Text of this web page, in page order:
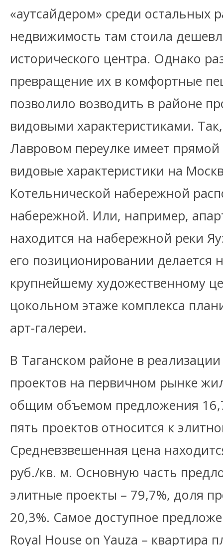
«аутсайдером» среди остальных
недвижимость там стоила
исторического центра. Однако
превращение их в комфортные
позволило возводить в районе
видовыми характеристиками.
Лавровом переулке имеет
видовые характеристики на
Котельнической набережной
набережной. Или, например,
находится на набережной реки
его позиционировании делается
крупнейшему художественному
цокольном этаже комплекса
арт-галереи.
В Таганском районе в
проектов на первичном рынке
общим объемом предложения
пять проектов относится к
Средневзвешенная цена
руб./кв. м. Основную часть
элитные проекты – 79,7%, доля
20,3%. Самое доступное
Royal House on Yauza – квартира